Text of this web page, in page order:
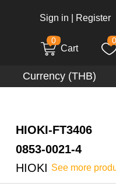
Sign in Register
0
Cart
0
Currency (THB)
HIOKI-FT3406
0853-0021-4
HIOKI See more